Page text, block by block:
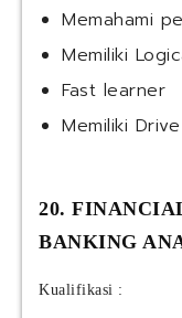
Memahami
Memiliki
Fast learner
Memiliki
20.
BANKING
Kualifikasi :